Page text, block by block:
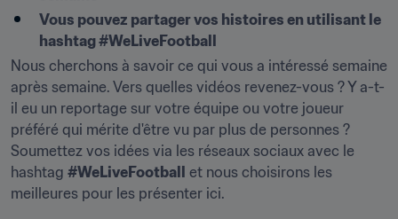
Vous pouvez partager vos histoires en utilisant le
hashtag #WeLiveFootball
Nous cherchons à savoir ce qui vous a intéressé semaine
après semaine. Vers quelles vidéos revenez-vous ? Y a-t-
il eu un reportage sur votre équipe ou votre joueur
préféré qui mérite d'être vu par plus de personnes ?
Soumettez vos idées via les réseaux sociaux avec le
hashtag #WeLiveFootball
et nous choisirons les
meilleures pour les présenter ici.